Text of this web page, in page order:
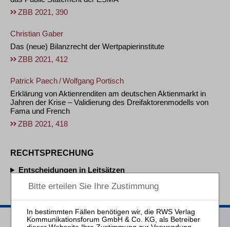
ZBB 2021, 390
Christian Gaber
Das (neue) Bilanzrecht der Wertpapierinstitute
ZBB 2021, 412
Patrick Paech/Wolfgang Portisch
Erklärung von Aktienrenditen am deutschen Aktienmarkt in
Jahren der Krise – Validierung des Dreifaktorenmodells von
Fama und French
ZBB 2021, 418
RECHTSPRECHUNG
Entscheidungen in Leitsätzen
Heftarchiv